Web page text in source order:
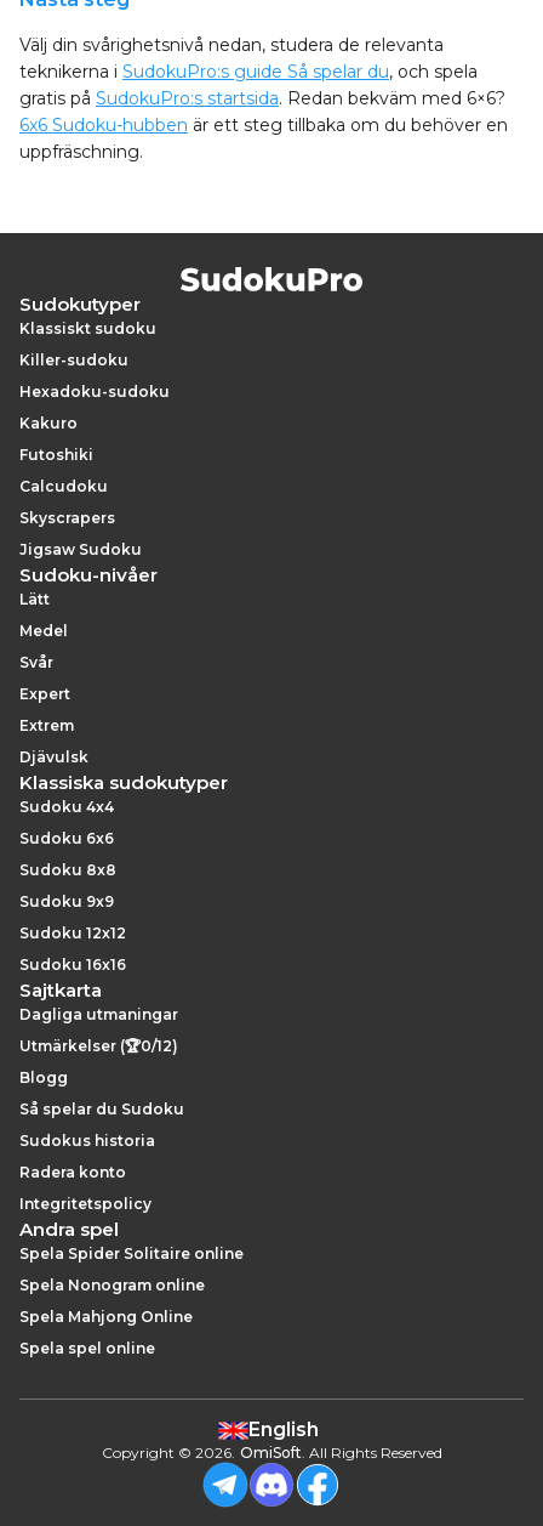
Välj din svårighetsnivå nedan, studera de relevanta
teknikerna i SudokuPro:s guide Så spelar du, och spela
gratis på SudokuPro:s startsida. Redan bekväm med 6×6?
6x6 Sudoku-hubben är ett steg tillbaka om du behöver en
uppfräschning.
Sudokutyper
Klassiskt sudoku
Killer-sudoku
Hexadoku-sudoku
Kakuro
Futoshiki
Calcudoku
Skyscrapers
Jigsaw Sudoku
Sudoku-nivåer
Lätt
Medel
Svår
Expert
Extrem
Djävulsk
Klassiska sudokutyper
Sudoku 4x4
Sudoku 6x6
Sudoku 8x8
Sudoku 9x9
Sudoku 12x12
Sudoku 16x16
Sajtkarta
Dagliga utmaningar
Utmärkelser (🏆0/12)
Blogg
Så spelar du Sudoku
Sudokus historia
Radera konto
Integritetspolicy
Andra spel
Spela Spider Solitaire online
Spela Nonogram online
Spela Mahjong Online
Spela spel online
English
Copyright © 2026. OmiSoft. All Rights Reserved